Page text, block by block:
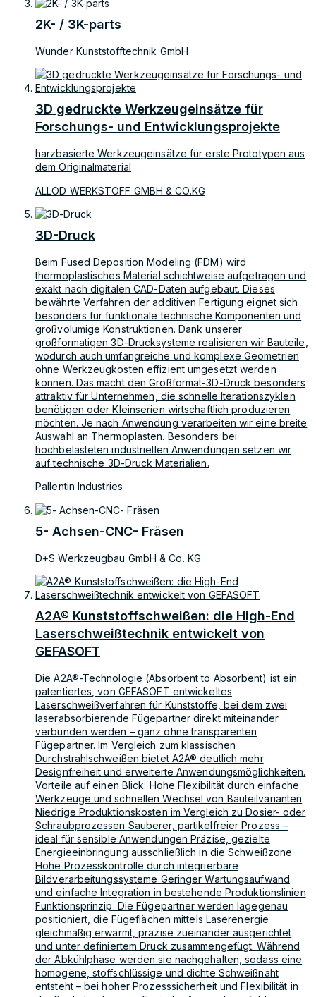
2K- / 3K-parts
Wunder Kunststofftechnik GmbH
3D gedruckte Werkzeugeinsätze für
Forschungs- und Entwicklungsprojekte
harzbasierte Werkzeugeinsätze für erste Prototypen aus
dem Originalmaterial
ALLOD WERKSTOFF GMBH & CO.KG
3D-Druck
Beim Fused Deposition Modeling (FDM) wird
thermoplastisches Material schichtweise aufgetragen und
exakt nach digitalen CAD-Daten aufgebaut. Dieses
bewährte Verfahren der additiven Fertigung eignet sich
besonders für funktionale technische Komponenten und
großvolumige Konstruktionen. Dank unserer
großformatigen 3D-Drucksysteme realisieren wir Bauteile,
wodurch auch umfangreiche und komplexe Geometrien
ohne Werkzeugkosten effizient umgesetzt werden
können. Das macht den Großformat-3D-Druck besonders
attraktiv für Unternehmen, die schnelle Iterationszyklen
benötigen oder Kleinserien wirtschaftlich produzieren
möchten. Je nach Anwendung verarbeiten wir eine breite
Auswahl an Thermoplasten. Besonders bei
hochbelasteten industriellen Anwendungen setzen wir
auf technische 3D-Druck Materialien.
Pallentin Industries
5- Achsen-CNC- Fräsen
D+S Werkzeugbau GmbH & Co. KG
A2A® Kunststoffschweißen: die High-End
Laserschweißtechnik entwickelt von
GEFASOFT
Die A2A®-Technologie (Absorbent to Absorbent) ist ein
patentiertes, von GEFASOFT entwickeltes
Laserschweißverfahren für Kunststoffe, bei dem zwei
laserabsorbierende Fügepartner direkt miteinander
verbunden werden – ganz ohne transparenten
Fügepartner. Im Vergleich zum klassischen
Durchstrahlschweißen bietet A2A® deutlich mehr
Designfreiheit und erweiterte Anwendungsmöglichkeiten.
Vorteile auf einen Blick: Hohe Flexibilität durch einfache
Werkzeuge und schnellen Wechsel von Bauteilvarianten
Niedrige Produktionskosten im Vergleich zu Dosier- oder
Schraubprozessen Sauberer, partikelfreier Prozess –
ideal für sensible Anwendungen Präzise, gezielte
Energieeinbringung ausschließlich in die Schweißzone
Hohe Prozesskontrolle durch integrierbare
Bildverarbeitungssysteme Geringer Wartungsaufwand
und einfache Integration in bestehende Produktionslinien
Funktionsprinzip: Die Fügepartner werden lagegenau
positioniert, die Fügeflächen mittels Laserenergie
gleichmäßig erwärmt, präzise zueinander ausgerichtet
und unter definiertem Druck zusammengefügt. Während
der Abkühlphase werden sie nachgehalten, sodass eine
homogene, stoffschlüssige und dichte Schweißnaht
entsteht – bei hoher Prozesssicherheit und Flexibilität in